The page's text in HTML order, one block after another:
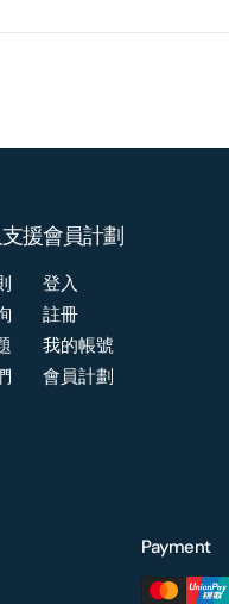
援會員計劃
登入
註冊
我的帳號
會員計劃
Payment